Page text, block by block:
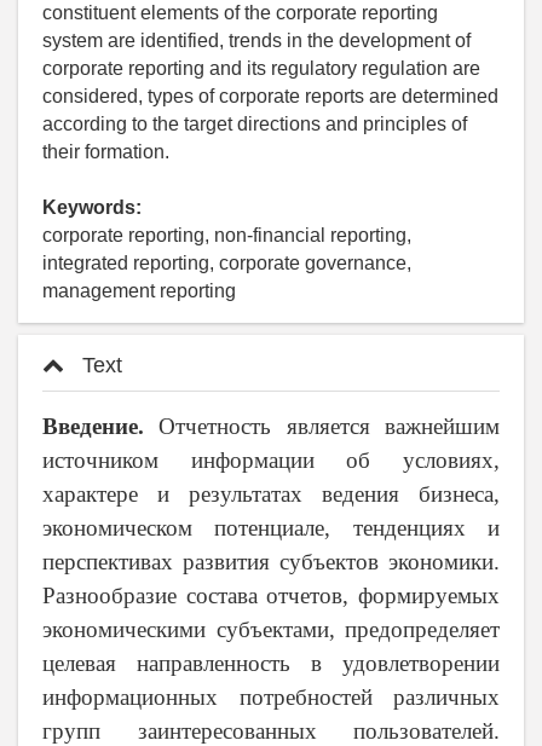
constituent elements of the corporate reporting
system are identified, trends in the development of
corporate reporting and its regulatory regulation are
considered, types of corporate reports are determined
according to the target directions and principles of
their formation.
Keywords:
corporate reporting, non-financial reporting,
integrated reporting, corporate governance,
management reporting
Text
Введение.Отчетность является важнейшим
источником информации об условиях,
характере и результатах ведения бизнеса,
экономическом потенциале, тенденциях и
перспективах развития субъектов экономики.
Разнообразие состава отчетов, формируемых
экономическими субъектами, предопределяет
целевая направленность в удовлетворении
информационных потребностей различных
групп заинтересованных пользователей.